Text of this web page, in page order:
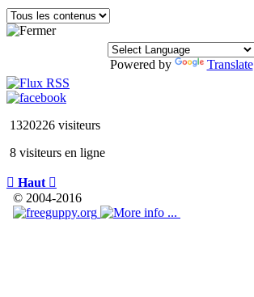
Powered by Translate
1320226 visiteurs
8 visiteurs en ligne
 Haut 
© 2004-2016